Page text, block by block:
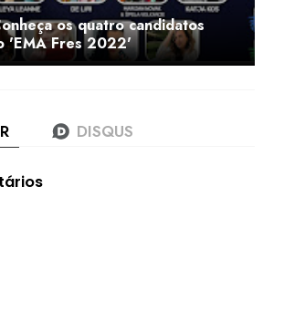
os quatro candidatos
'EMA Fres 2022'